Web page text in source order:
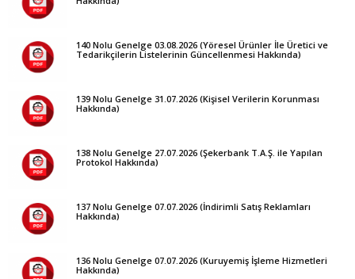
140 Nolu Genelge 03.08.2026 (Yöresel Ürünler İle Üretici ve
Tedarikçilerin Listelerinin Güncellenmesi Hakkında)
139 Nolu Genelge 31.07.2026 (Kişisel Verilerin Korunması
Hakkında)
138 Nolu Genelge 27.07.2026 (Şekerbank T.A.Ş. ile Yapılan
Protokol Hakkında)
137 Nolu Genelge 07.07.2026 (İndirimli Satış Reklamları
Hakkında)
136 Nolu Genelge 07.07.2026 (Kuruyemiş İşleme Hizmetleri
Hakkında)